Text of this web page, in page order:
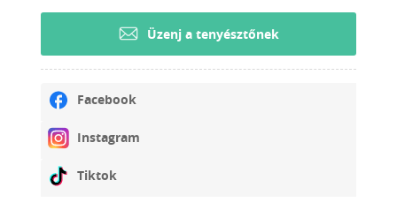
Üzenj a tenyésztőnek
Facebook
Instagram
Tiktok